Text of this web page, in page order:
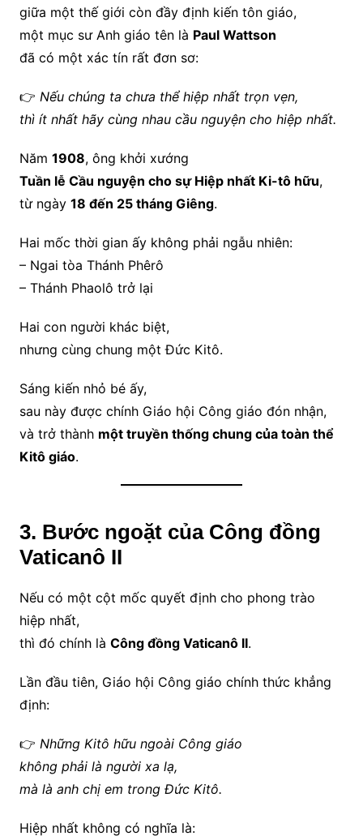
giữa một thế giới còn đầy định kiến tôn giáo,
một mục sư Anh giáo tên là Paul Wattson
đã có một xác tín rất đơn sơ:
👉 Nếu chúng ta chưa thể hiệp nhất trọn vẹn,
thì ít nhất hãy cùng nhau cầu nguyện cho hiệp nhất.
Năm 1908, ông khởi xướng
Tuần lễ Cầu nguyện cho sự Hiệp nhất Ki-tô hữu,
từ ngày 18 đến 25 tháng Giêng.
Hai mốc thời gian ấy không phải ngẫu nhiên:
– Ngai tòa Thánh Phêrô
– Thánh Phaolô trở lại
Hai con người khác biệt,
nhưng cùng chung một Đức Kitô.
Sáng kiến nhỏ bé ấy,
sau này được chính Giáo hội Công giáo đón nhận,
và trở thành một truyền thống chung của toàn thể
Kitô giáo.
3. Bước ngoặt của Công đồng
Vaticanô II
Nếu có một cột mốc quyết định cho phong trào
hiệp nhất,
thì đó chính là Công đồng Vaticanô II.
Lần đầu tiên, Giáo hội Công giáo chính thức khẳng
định:
👉 Những Kitô hữu ngoài Công giáo
không phải là người xa lạ,
mà là anh chị em trong Đức Kitô.
Hiệp nhất không có nghĩa là: